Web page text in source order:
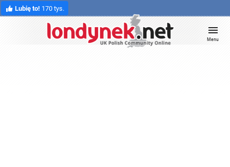
Lubię to! 170 tys.
Menu